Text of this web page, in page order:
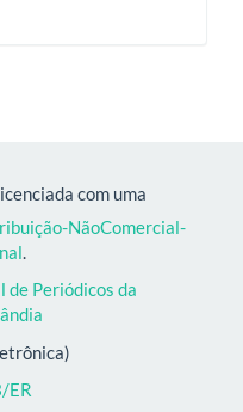
com uma
NãoComercial-
.
de Periódicos da
ER